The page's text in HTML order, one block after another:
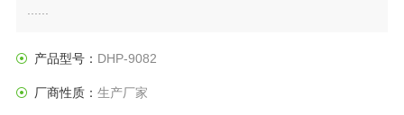
产品型号： DHP-9082
厂商性质： 生产厂家